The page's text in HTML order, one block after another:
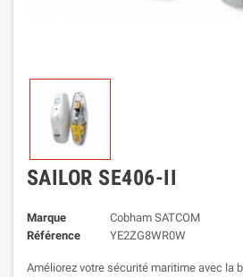
SAILOR SE406-II
Marque
Cobham SATCOM
Référence
YE2ZG8WR0W
Améliorez votre sécurité maritime avec la